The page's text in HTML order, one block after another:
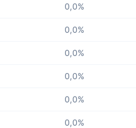
0,0%
0,0%
0,0%
0,0%
0,0%
0,0%